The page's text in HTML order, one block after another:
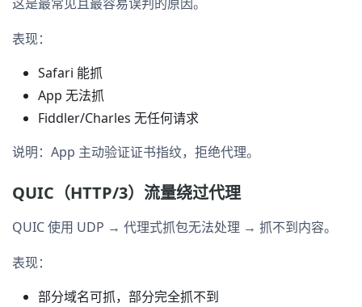
表现：
Safari 能抓
App 无法抓
Fiddler/Charles 无任何请求
说明：App 主动验证证书指纹，拒绝代理。
QUIC（HTTP/3）流量绕过代理
QUIC 使用 UDP → 代理式抓包无法处理 → 抓不到内容。
表现：
部分域名可抓，部分完全抓不到